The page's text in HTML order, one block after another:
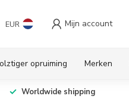
EUR Mijn account
opruiming Merken
Worldwide shipping